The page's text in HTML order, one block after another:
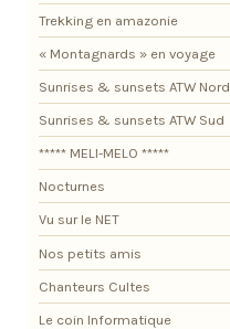
Trekking en amazonie
« Montagnards » en voyage
Sunrises & sunsets ATW Nord
Sunrises & sunsets ATW Sud
***** MELI-MELO *****
Nocturnes
Vu sur le NET
Nos petits amis
Chanteurs Cultes
Le coin Informatique